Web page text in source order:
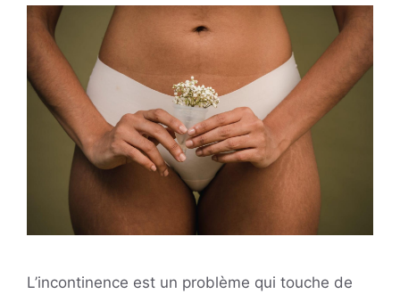
L’incontinence est un problème qui touche de